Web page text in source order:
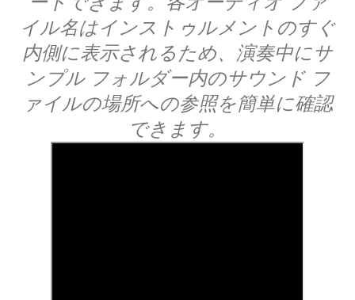
イル名はインストゥルメントのすぐ
内側に表示されるため、演奏中にサ
ンプル フォルダー内のサウンド フ
ァイルの場所への参照を簡単に確認
できます。